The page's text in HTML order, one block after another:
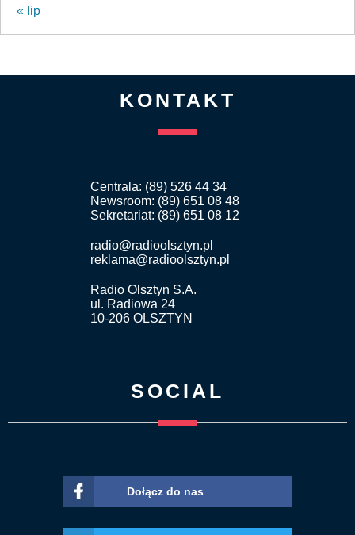
« lip
KONTAKT
Centrala: (89) 526 44 34
Newsroom: (89) 651 08 48
Sekretariat: (89) 651 08 12
radio@radioolsztyn.pl
reklama@radioolsztyn.pl
Radio Olsztyn S.A.
ul. Radiowa 24
10-206 OLSZTYN
SOCIAL
Dołącz do nas